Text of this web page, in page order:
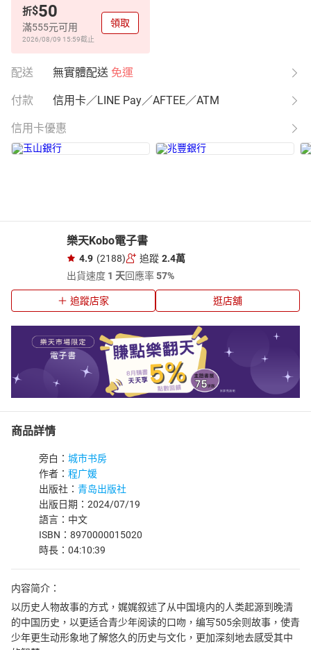
折$50
滿555元可用
2026/08/09 15:59截止
領取
配送 無實體配送 免運
付款 信用卡／LINE Pay／AFTEE／ATM
信用卡優惠
樂天Kobo電子書
4.9 (2188) 追蹤 2.4萬
出貨速度 1 天回應率57%
追蹤店家 逛店舖
商品詳情
旁白： 城市书房
作者： 程广媛
出版社： 青岛出版社
出版日期：2024/07/19
語言：中文
ISBN：8970000015020
時長：04:10:39
内容简介：
以历史人物故事的方式，娓娓叙述了从中国境内的人类起源到晚清
的中国历史，以更适合青少年阅读的口吻，编写505余则故事，使青
少年更生动形象地了解悠久的历史与文化，更加深刻地去感受其中